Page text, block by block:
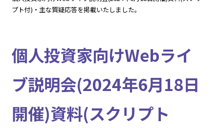
プト付)・主な質疑応答を掲載いたしました。
個人投資家向けWebライ
ブ説明会(2024年6月18日
開催)資料(スクリプト